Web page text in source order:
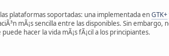
plataformas soportadas: una implementada enGTK+
mÃ¡s sencilla entre las disponibles. Sin
hacer la vida mÃ¡s fÃ¡cil a los principiantes.